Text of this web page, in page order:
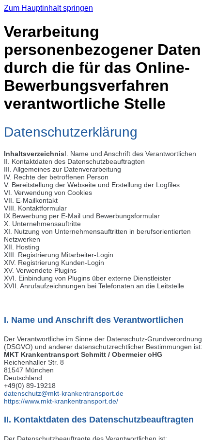
Zum Hauptinhalt springen
Verarbeitung
personenbezogener Daten
durch die für das Online-
Bewerbungsverfahren
verantwortliche Stelle
Datenschutzerklärung
InhaltsverzeichnisI. Name und Anschrift des Verantwortlichen
II. Kontaktdaten des Datenschutzbeauftragten
III. Allgemeines zur Datenverarbeitung
IV. Rechte der betroffenen Person
V. Bereitstellung der Webseite und Erstellung der Logfiles
VI. Verwendung von Cookies
VII. E-Mailkontakt
VIII. Kontaktformular
IX.Bewerbung per E-Mail und Bewerbungsformular
X. Unternehmensauftritte
XI. Nutzung von Unternehmensauftritten in berufsorientierten
Netzwerken
XII. Hosting
XIII. Registrierung Mitarbeiter-Login
XIV. Registrierung Kunden-Login
XV. Verwendete Plugins
XVI. Einbindung von Plugins über externe Dienstleister
XVII. Anrufaufzeichnungen bei Telefonaten an die Leitstelle
I. Name und Anschrift des Verantwortlichen
Der Verantwortliche im Sinne der Datenschutz-Grundverordnung
(DSGVO) und anderer datenschutzrechtlicher Bestimmungen ist:
MKT Krankentransport Schmitt / Obermeier oHG
Reichenhaller Str. 8
81547 München
Deutschland
+49(0) 89-19218
datenschutz@mkt-krankentransport.de
https://www.mkt-krankentransport.de/
II. Kontaktdaten des Datenschutzbeauftragten
Der Datenschutzbeauftragte des Verantwortlichen ist: